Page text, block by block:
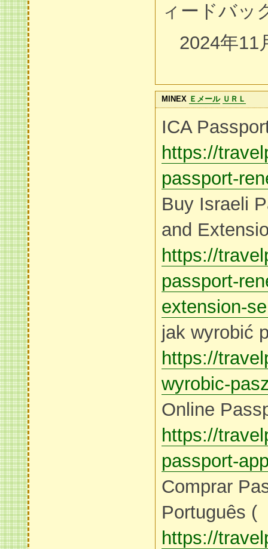
ィードバッ
2024年11
MINEX Ｅメール ＵＲＬ
ICA
https://
passport-
Buy Israeli
and
https://
passport-
extension-
jak wyrobić
https://
wyrobic-
Online
https://
passport-
Comprar
Português (
https://